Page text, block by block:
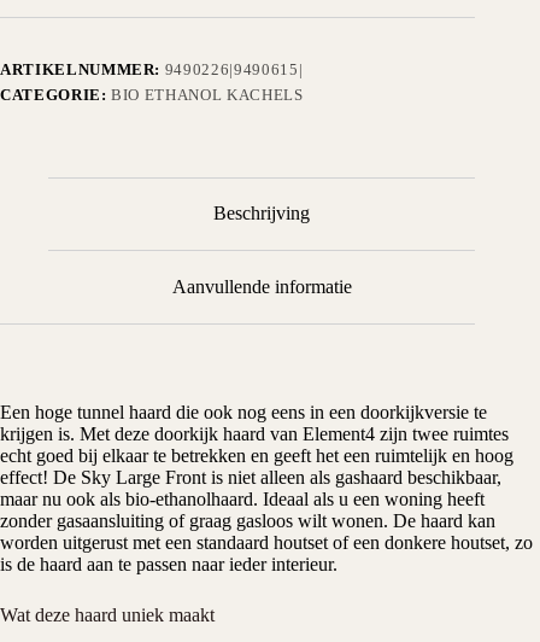
ARTIKELNUMMER: 9490226|9490615|
CATEGORIE:BIO ETHANOL KACHELS
Beschrijving
Aanvullende informatie
Een hoge tunnel haard die ook nog eens in een doorkijkversie te
krijgen is. Met deze doorkijk haard van Element4 zijn twee ruimtes
echt goed bij elkaar te betrekken en geeft het een ruimtelijk en hoog
effect! De Sky Large Front is niet alleen als gashaard beschikbaar,
maar nu ook als bio-ethanolhaard. Ideaal als u een woning heeft
zonder gasaansluiting of graag gasloos wilt wonen. De haard kan
worden uitgerust met een standaard houtset of een donkere houtset, zo
is de haard aan te passen naar ieder interieur.
Wat deze haard uniek maakt